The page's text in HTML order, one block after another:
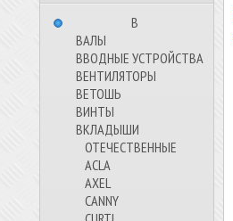
⠀⠀⠀⠀⠀⠀В⠀⠀⠀⠀⠀⠀⠀
ВАЛЫ
ВВОДНЫЕ УСТРОЙСТВА
ВЕНТИЛЯТОРЫ
ВЕТОШЬ
ВИНТЫ
ВКЛАДЫШИ
ОТЕЧЕСТВЕННЫЕ
ACLA
AXEL
CANNY